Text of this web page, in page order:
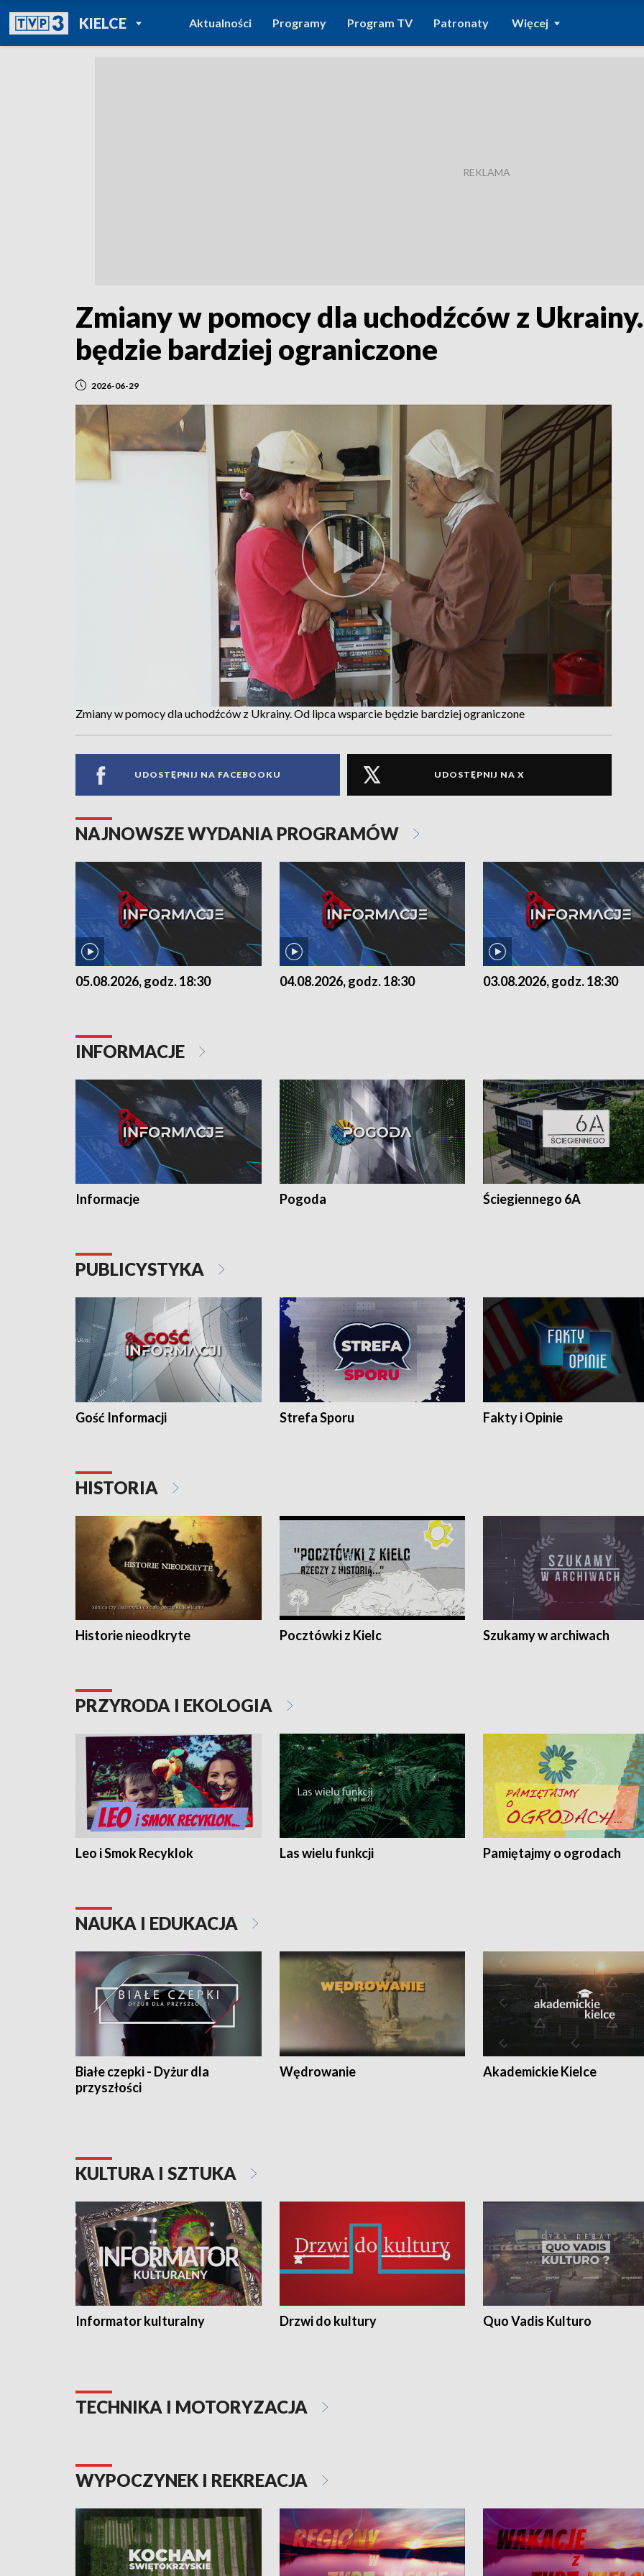
KIELCEPOWRÓT DO
TVP REGIONY
Aktualności Programy Program TV Patronaty Więcej
Zmiany w pomocy dla uchodźców z
będzie bardziej ograniczone
2026-06-29
Zmiany w pomocy dla uchodźców z Ukrainy. Od lipca wsparcie będzie bardziej ograniczone
UDOSTĘPNIJ NA FACEBOOKU UDOSTĘPNIJ NA X
NAJNOWSZE WYDANIA PROGRAMÓW
05.08.2026, godz. 18:30 04.08.2026, godz. 18:30 03.08.2026, godz. 18:30
INFORMACJE
Informacje Pogoda Ściegiennego 6A
PUBLICYSTYKA
Gość Informacji Strefa Sporu Fakty i Opinie
HISTORIA
Historie nieodkryte Pocztówki z Kielc Szukamy w archiwach
PRZYRODA I EKOLOGIA
Leo i Smok Recyklok Las wielu funkcji Pamiętajmy o ogrodach
NAUKA I EDUKACJA
Białe czepki - Dyżur dla
przyszłości
Wędrowanie Akademickie Kielce
KULTURA I SZTUKA
Informator kulturalny Drzwi do kultury Quo Vadis Kulturo
TECHNIKA I MOTORYZACJA
WYPOCZYNEK I REKREACJA